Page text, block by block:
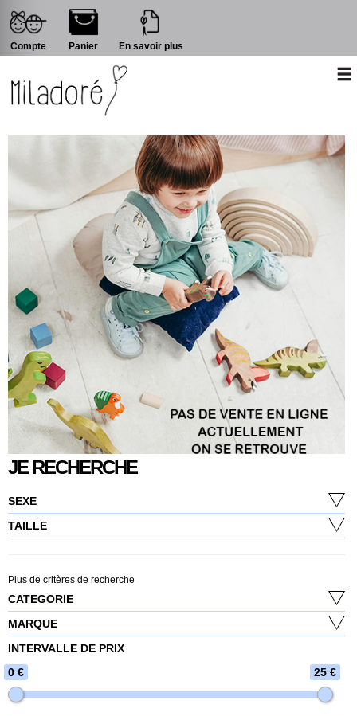
Compte Panier En savoir plus
JE RECHERCHE
SEXE
TAILLE
Plus de critères de recherche
CATEGORIE
MARQUE
INTERVALLE DE PRIX
0 €
25 €